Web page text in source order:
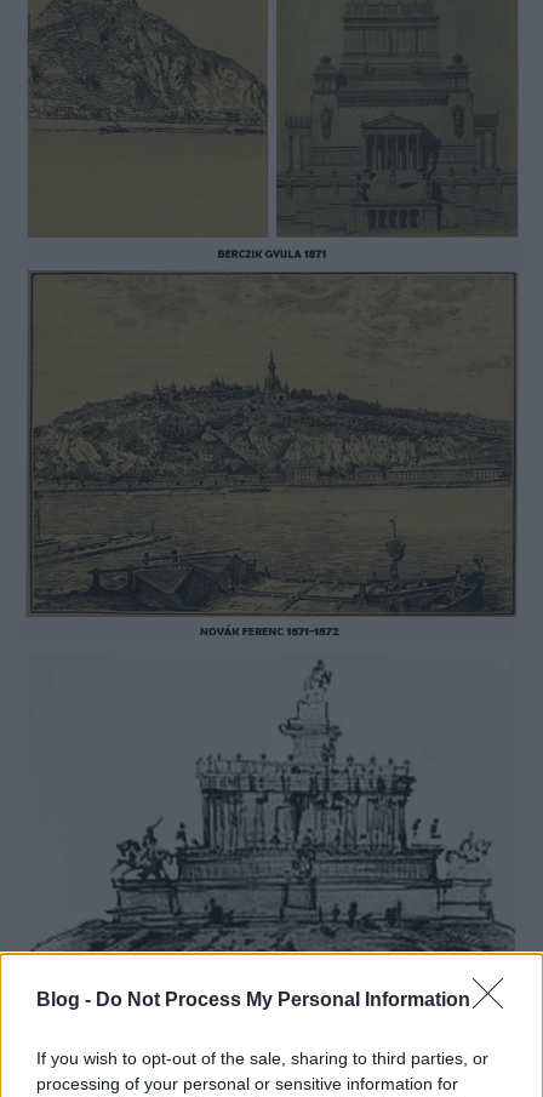
Blog - Do Not Process My Personal Information
If you wish to opt-out of the sale, sharing to third parties, or
processing of your personal or sensitive information for